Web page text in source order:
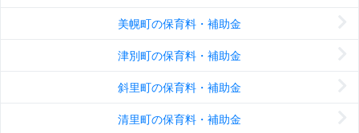
美幌町の保育料・補助金
津別町の保育料・補助金
斜里町の保育料・補助金
清里町の保育料・補助金